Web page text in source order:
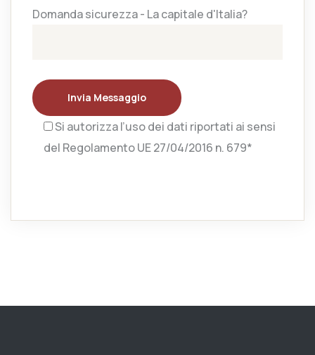
Domanda sicurezza - La capitale d'Italia?
Invia Messaggio
Si autorizza l’uso dei dati riportati ai sensi
del Regolamento UE 27/04/2016 n. 679*